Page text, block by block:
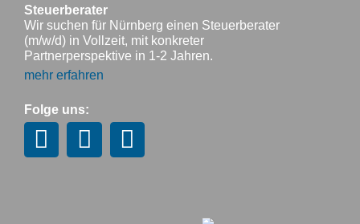
Steuerberater
Wir suchen für Nürnberg einen Steuerberater
(m/w/d) in Vollzeit, mit konkreter
Partnerperspektive in 1-2 Jahren.
mehr erfahren
Folge uns: